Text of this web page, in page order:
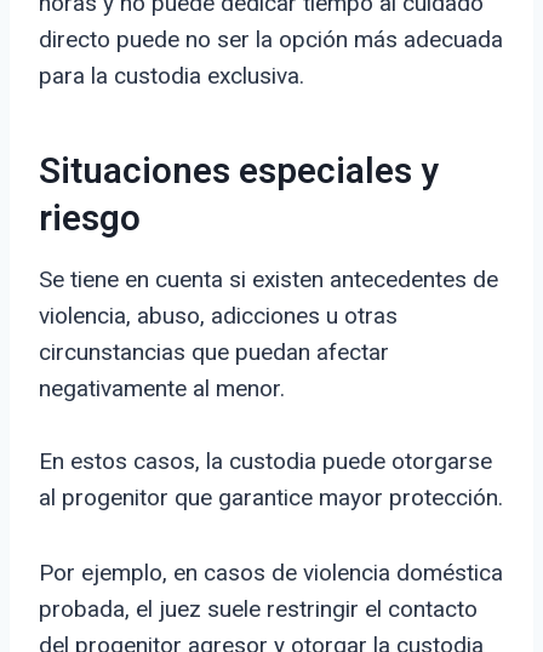
directo puede no ser la opción más adecuada
para la custodia exclusiva.
Situaciones especiales y
riesgo
Se tiene en cuenta si existen antecedentes de
violencia, abuso, adicciones u otras
circunstancias que puedan afectar
negativamente al menor.
En estos casos, la custodia puede otorgarse
al progenitor que garantice mayor protección.
Por ejemplo, en casos de violencia doméstica
probada, el juez suele restringir el contacto
del progenitor agresor y otorgar la custodia